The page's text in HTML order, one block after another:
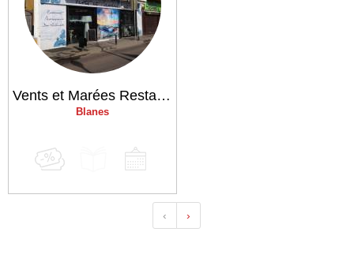
Vents et Marées Restaurant
Blanes
‹ ›